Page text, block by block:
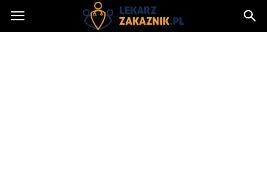
Lekarzzakaznik.pl